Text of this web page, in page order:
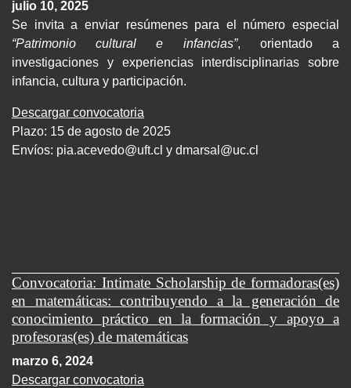
julio 10, 2025
Se invita a enviar resúmenes para el número especial
“Patrimonio cultural e infancias”, orientado a
investigaciones y experiencias interdisciplinarias sobre
infancia, cultura y participación.
Descargar convocatoria
Plazo: 15 de agosto de 2025
Envíos: pia.acevedo@uft.cl y dmarsal@uc.cl
Convocatoria: Intimate Scholarship de formadoras(es)
en matemáticas: contribuyendo a la generación de
conocimiento práctico en la formación y apoyo a
profesoras(es) de matemáticas
marzo 6, 2024
Descargar convocatoria